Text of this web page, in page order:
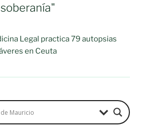
Legal practica 79 autopsias
en Ceuta